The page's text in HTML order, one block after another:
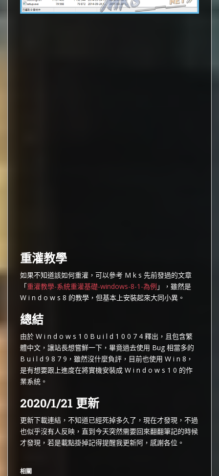
重灌教學
如果不知道該如何重灌，可以參考 M k s 先前發過的文章
「重灌教學-系統重灌基礎-windows-8-1-為例 」，雖然是
W i n d o w s 8 的教學，但基本上安裝起來大同小異。
總結
由於 W i n d o w s 1 0 B u i l d 1 0 0 7 4 釋出，且包含繁
體中文，讓站長想嘗鮮一下，畢竟過去使用 Bug 相當多的
B u i l d 9 8 7 9，雖然沒什麼負評，目前也使用 W i n 8，
是有想要跟上進度在將實機安裝成 W i n d o w s 1 0 的作
業系統。
2020/1/21 更新
更新下載連結，不知道已經死掉多久了，現在才發現，不過
也似乎沒有人反映，直到今天突然需要回來翻翻筆記的時候
才發現，若是載點掛掉記得提醒我更新阿，感謝各位。
相關